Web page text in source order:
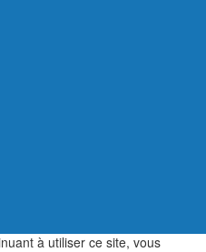
à utiliser ce site, vous